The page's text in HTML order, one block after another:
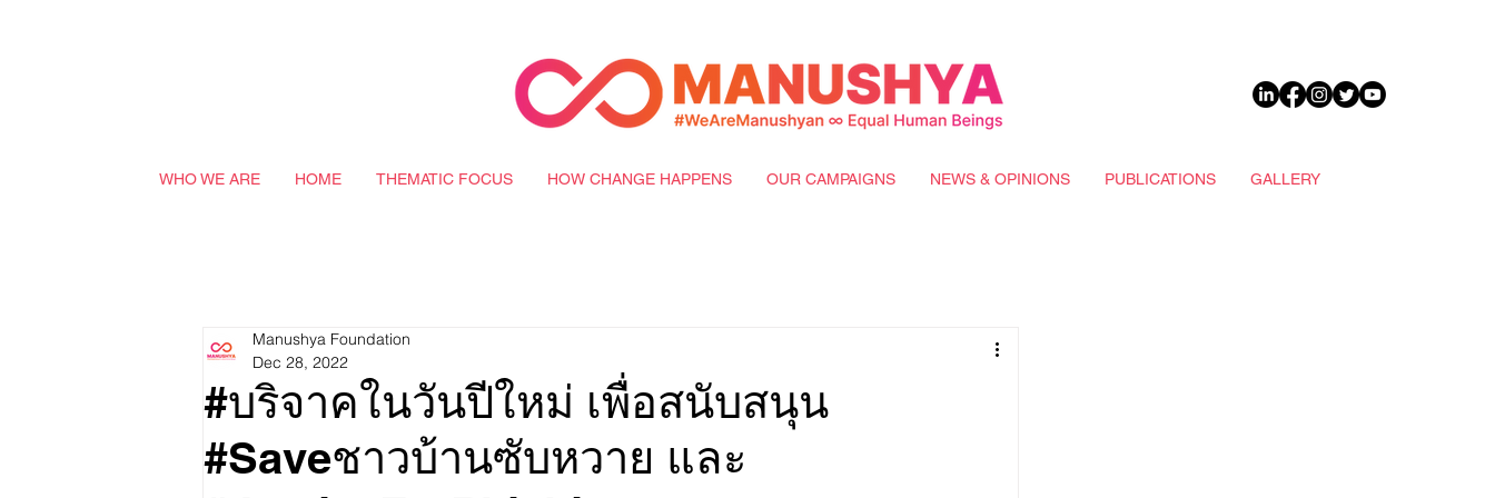
WHO WE ARE HOME THEMATIC FOCUS HOW CHANGE HAPPENS OUR CAMPAIGNS NEWS & OPINIONS PUBLICATIONS GALLERY
#บริจาคในวันปีใหม่ เพื่อสนับสนุน
#Saveชาวบ้านซับหวาย และ
Manushya Foundation
Dec 28, 2022